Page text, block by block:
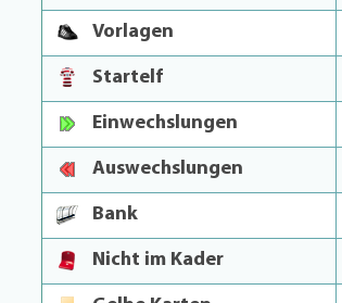
Vorlagen
Startelf
Einwechslungen
Auswechslungen
Bank
Nicht im Kader